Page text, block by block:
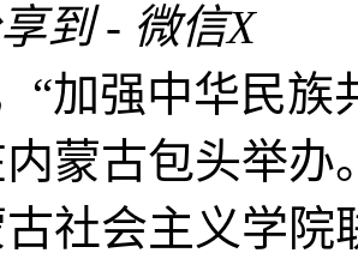
到 - 微信X
“加强中华民
蒙古包头举办
社会主义学